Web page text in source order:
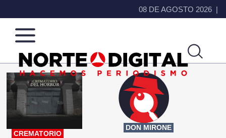
08 DE AGOSTO 2026
Norte
de
Ciudad
Más
que
noticias,
hacemos periodismo
CREMATORIO
DON MIRONE